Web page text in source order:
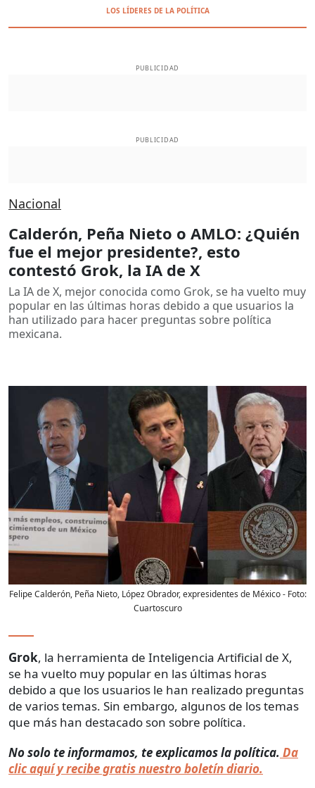
LOS LÍDERES DE LA POLÍTICA
PUBLICIDAD
PUBLICIDAD
Nacional
Calderón, Peña Nieto o AMLO: ¿Quién
fue el mejor presidente?, esto
contestó Grok, la IA de X
La IA de X, mejor conocida como Grok, se ha vuelto muy
popular en las últimas horas debido a que usuarios la
han utilizado para hacer preguntas sobre política
mexicana.
Felipe Calderón, Peña Nieto, López Obrador, expresidentes de México- Foto:
Cuartoscuro
Grok, la herramienta de Inteligencia Artificial de X,
se ha vuelto muy popular en las últimas horas
debido a que los usuarios le han realizado preguntas
de varios temas. Sin embargo, algunos de los temas
que más han destacado son sobre política.
No solo te informamos, te explicamos la política. Da
clic aquí y recibe gratis nuestro boletín diario.